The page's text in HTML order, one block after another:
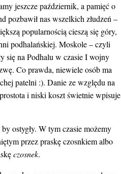
jeszcze październik, a pamięć o
pozbawił nas wszelkich złudzeń –
popularnością cieszą się góry,
podhalańskiej. Moskole – czyli
się na Podhalu w czasie I wojny
Co prawda, niewiele osób ma
patelni :). Danie ze względu na
i niski koszt świetnie wpisuje
ostygły. W tym czasie możemy
przez praskę czosnkiem albo
czosnek.